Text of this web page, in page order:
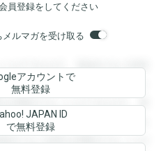
員登録をしてください
ルマガを受け取る
ができます。登録すると回答
録すると回答を閲覧すること
閲覧することができます。登
できます。登録すると回答を
すると回答を閲覧することが
アカウントで
無料登録
JAPAN ID
で無料登録